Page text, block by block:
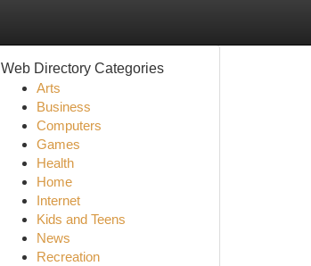
Web Directory Categories
Arts
Business
Computers
Games
Health
Home
Internet
Kids and Teens
News
Recreation